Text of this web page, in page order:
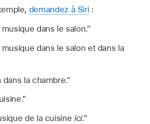
demandez à Siri :
dans le salon.”
dans le salon et dans la
dans la chambre.”
de la cuisine ici.”